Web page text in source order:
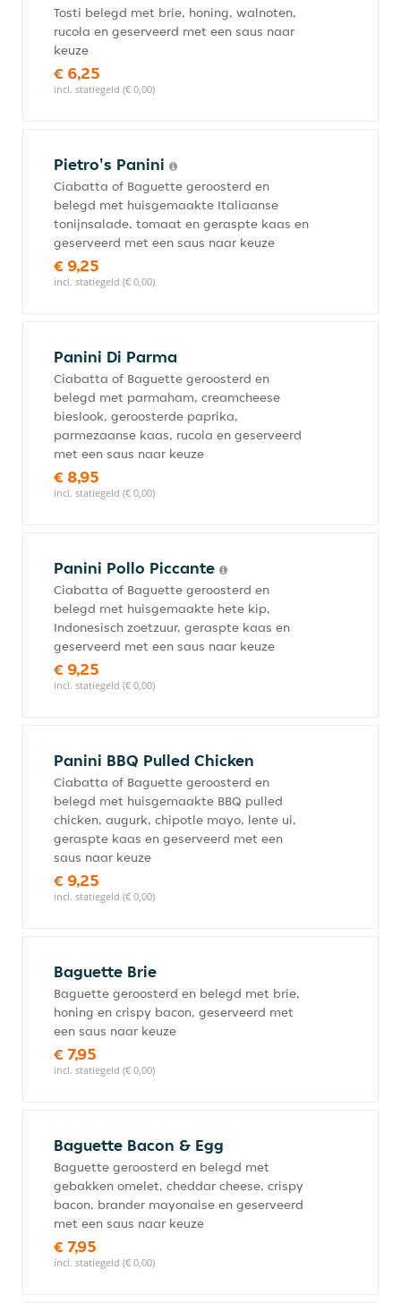
Tosti belegd met brie, honing, walnoten,
rucola en geserveerd met een saus naar
keuze
€ 6,25
incl. statiegeld (€ 0,00)
Pietro's Panini
Ciabatta of Baguette geroosterd en
belegd met huisgemaakte Italiaanse
tonijnsalade, tomaat en geraspte kaas en
geserveerd met een saus naar keuze
€ 9,25
incl. statiegeld (€ 0,00)
Panini Di Parma
Ciabatta of Baguette geroosterd en
belegd met parmaham, creamcheese
bieslook, geroosterde paprika,
parmezaanse kaas, rucola en geserveerd
met een saus naar keuze
€ 8,95
incl. statiegeld (€ 0,00)
Panini Pollo Piccante
Ciabatta of Baguette geroosterd en
belegd met huisgemaakte hete kip,
Indonesisch zoetzuur, geraspte kaas en
geserveerd met een saus naar keuze
€ 9,25
incl. statiegeld (€ 0,00)
Panini BBQ Pulled Chicken
Ciabatta of Baguette geroosterd en
belegd met huisgemaakte BBQ pulled
chicken, augurk, chipotle mayo, lente ui,
geraspte kaas en geserveerd met een
saus naar keuze
€ 9,25
incl. statiegeld (€ 0,00)
Baguette Brie
Baguette geroosterd en belegd met brie,
honing en crispy bacon, geserveerd met
een saus naar keuze
€ 7,95
incl. statiegeld (€ 0,00)
Baguette Bacon & Egg
Baguette geroosterd en belegd met
gebakken omelet, cheddar cheese, crispy
bacon, brander mayonaise en geserveerd
met een saus naar keuze
€ 7,95
incl. statiegeld (€ 0,00)